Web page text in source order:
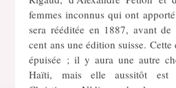
femmes inconnus qui ont
sera rééditée en 1887, avant
cent ans une édition suisse.
épuisée ; il y aura une autre
Haïti, mais elle aussitôt est